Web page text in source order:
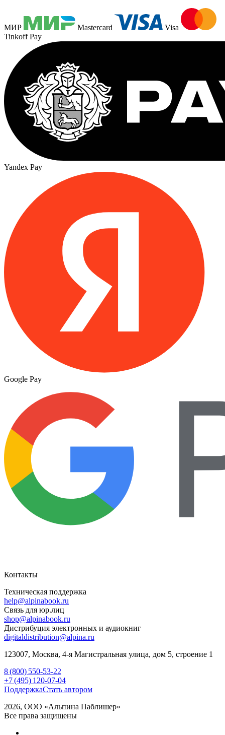
МИР Mastercard
Visa
Tinkoff Pay
Yandex Pay
Google Pay
Контакты
Техническая поддержка
help@alpinabook.ru
Связь для юр.лиц
shop@alpinabook.ru
Дистрибуция электронных и аудиокниг
digitaldistribution@alpina.ru
123007, Москва, 4-я Магистральная улица, дом 5, строение 1
8 (800) 550-53-22
+7 (495) 120-07-04
ПоддержкаСтать автором
2026, ООО «Альпина Паблишер»
Все права защищены